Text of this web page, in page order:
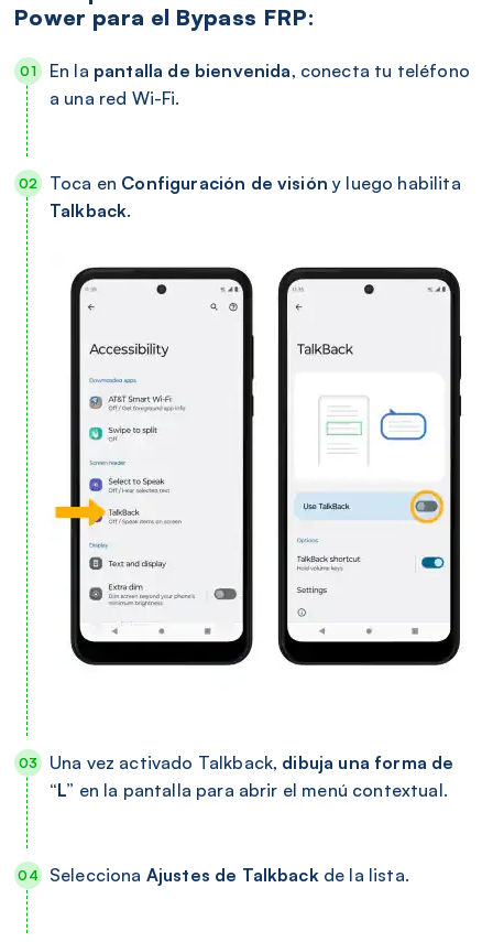
Power para el Bypass FRP:
En la pantalla de bienvenida, conecta tu teléfono
a una red Wi-Fi.
Toca en Configuración de visión y luego habilita
Talkback.
Una vez activado Talkback, dibuja una forma de
“L” en la pantalla para abrir el menú contextual.
Selecciona Ajustes de Talkbackde la lista.